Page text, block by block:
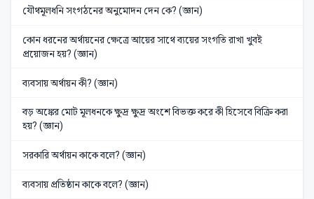
যৌথমূলধনি সংগঠনের অনুমোদন দেন কে? (জ্ঞান)
কোন ধরনের অর্থায়নের ক্ষেত্রে আয়ের সাথে ব্যয়ের সংগতি রাখা খুবই
প্রয়োজন হয়? (জ্ঞান)
ব্যবসায় অর্থায়ন কী? (জ্ঞান)
বড় অঙ্কের মোট মূলধনকে ক্ষুদ্র ক্ষুদ্র অংশে বিভক্ত করে কী হিসেবে বিক্রি করা
হয়? (জ্ঞান)
সরকারি অর্থায়ন কাকে বলে? (জ্ঞান)
ব্যবসায় প্রতিষ্ঠান কাকে বলে? (জ্ঞান)